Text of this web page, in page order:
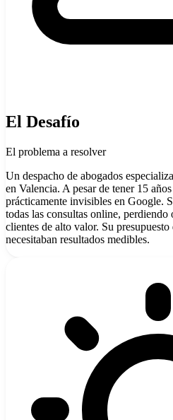
El Desafío
El problema a resolver
Un despacho de abogados
en Valencia. A pesar de tener 15
prácticamente invisibles en Google.
todas las consultas online, perdiendo
clientes de alto valor. Su
necesitaban resultados medibles.